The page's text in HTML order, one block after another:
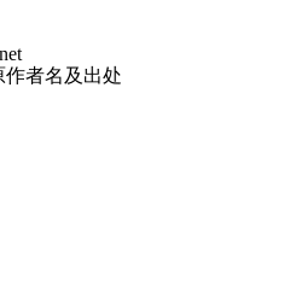
作者名及出处